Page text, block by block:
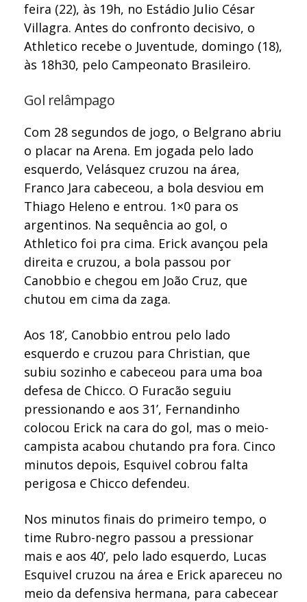
feira (22), às 19h, no Estádio Julio César
Villagra. Antes do confronto decisivo, o
Athletico recebe o Juventude, domingo (18),
às 18h30, pelo Campeonato Brasileiro.
Gol relâmpago
Com 28 segundos de jogo, o Belgrano abriu
o placar na Arena. Em jogada pelo lado
esquerdo, Velásquez cruzou na área,
Franco Jara cabeceou, a bola desviou em
Thiago Heleno e entrou. 1×0 para os
argentinos. Na sequência ao gol, o
Athletico foi pra cima. Erick avançou pela
direita e cruzou, a bola passou por
Canobbio e chegou em João Cruz, que
chutou em cima da zaga.
Aos 18’, Canobbio entrou pelo lado
esquerdo e cruzou para Christian, que
subiu sozinho e cabeceou para uma boa
defesa de Chicco. O Furacão seguiu
pressionando e aos 31’, Fernandinho
colocou Erick na cara do gol, mas o meio-
campista acabou chutando pra fora. Cinco
minutos depois, Esquivel cobrou falta
perigosa e Chicco defendeu.
Nos minutos finais do primeiro tempo, o
time Rubro-negro passou a pressionar
mais e aos 40’, pelo lado esquerdo, Lucas
Esquivel cruzou na área e Erick apareceu no
meio da defensiva hermana, para cabecear